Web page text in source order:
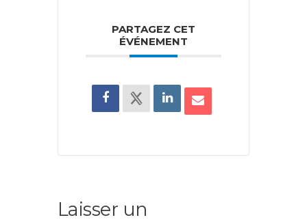
PARTAGEZ CET
ÉVÉNEMENT
Laisser un